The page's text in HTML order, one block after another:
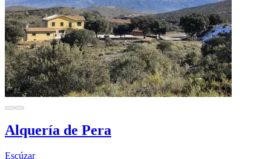
Alquería de Pera
Escúzar